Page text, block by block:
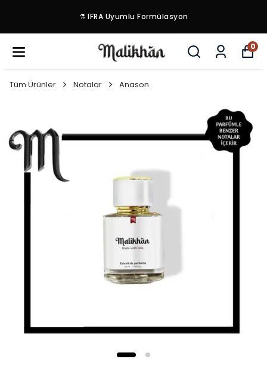
⚗️ IFRA Uyumlu Formülasyon
0
Tüm Ürünler Notalar Anason